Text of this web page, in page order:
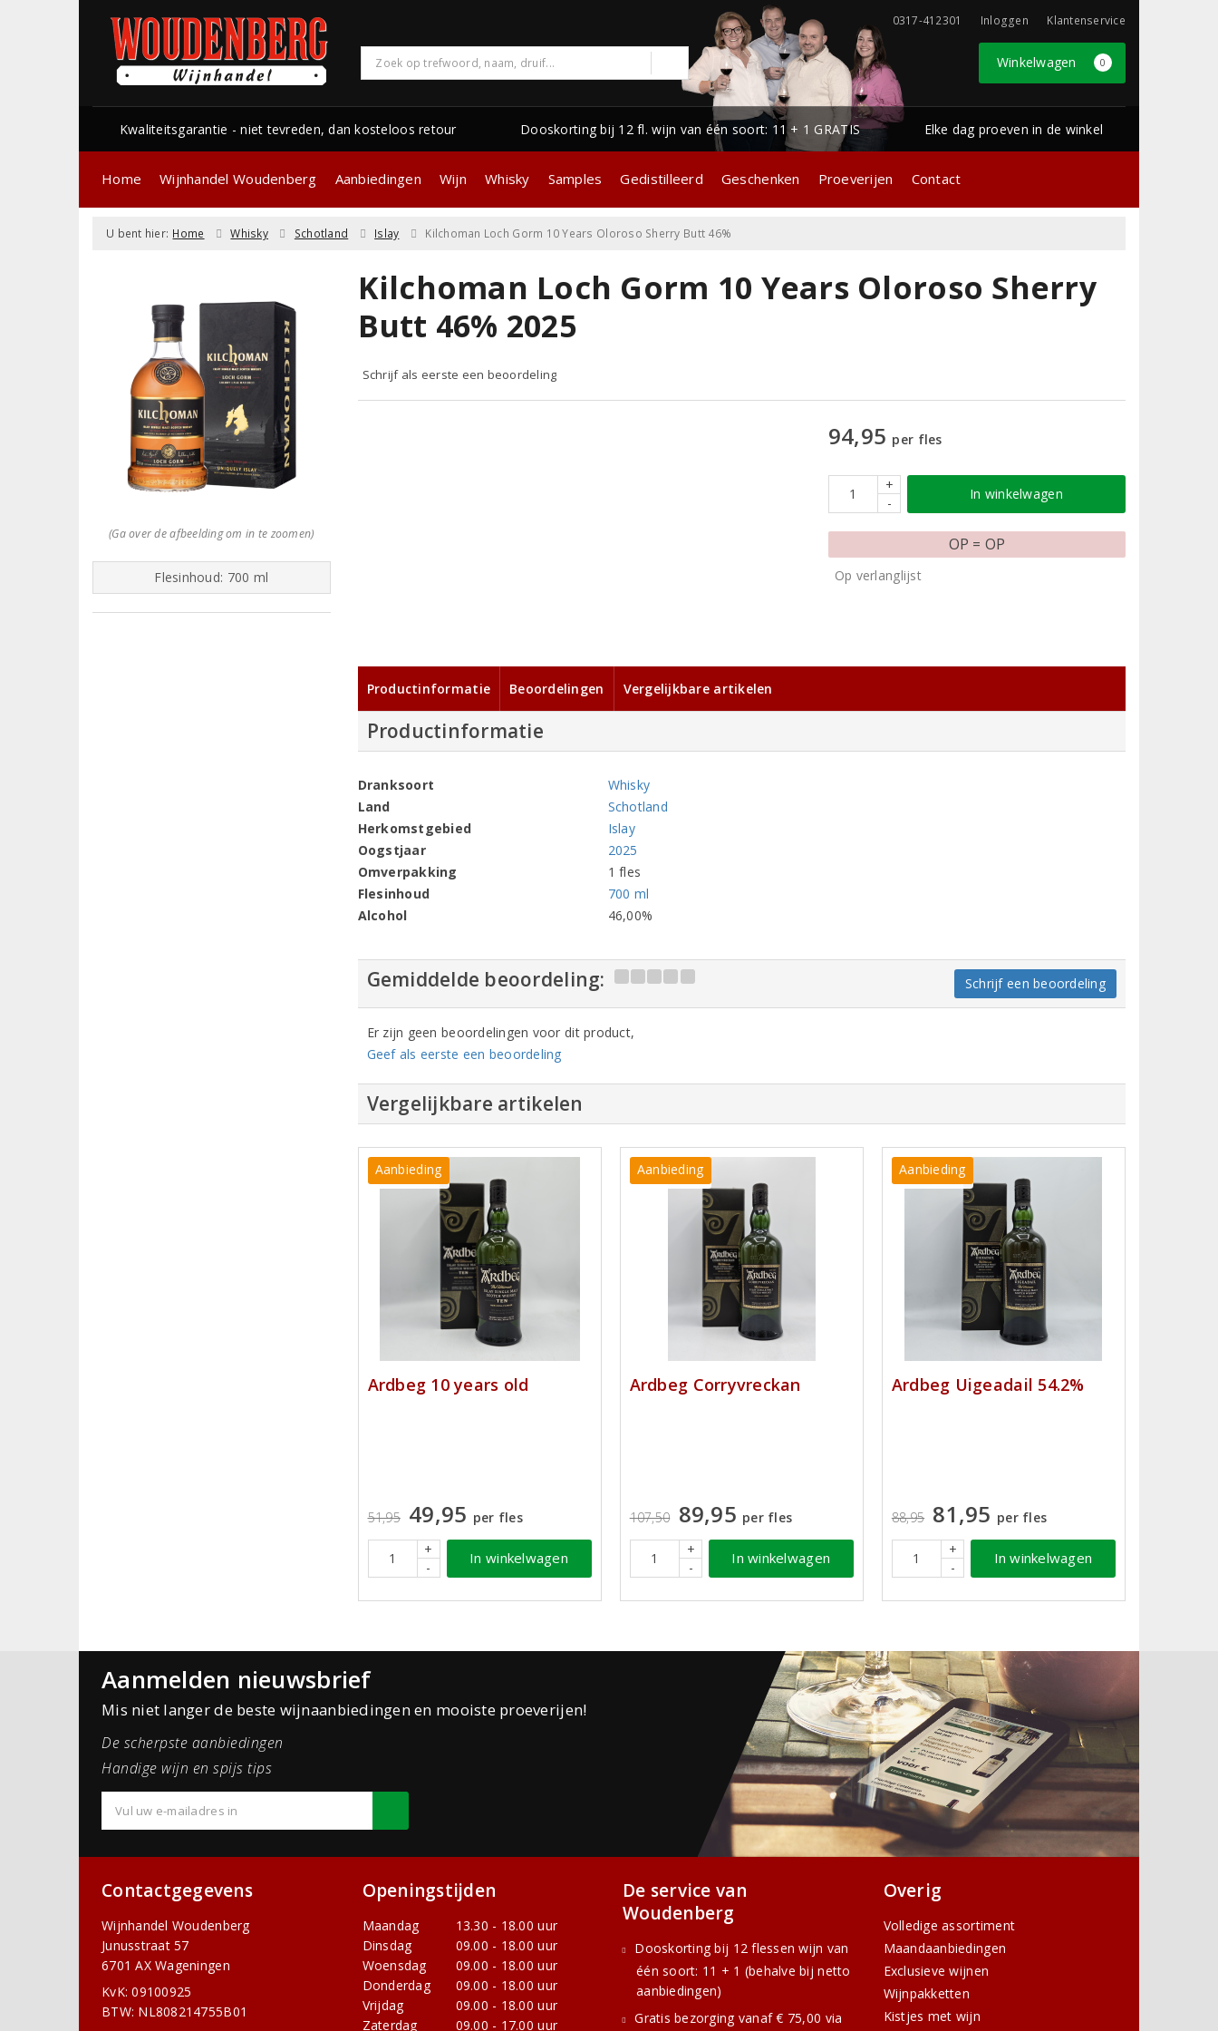
0317-412301 Inloggen Klantenservice
Winkelwagen 0
Kwaliteitsgarantie - niet tevreden, dan kosteloos retour Dooskorting bij 12 fl. wijn van één soort: 11 + 1 GRATIS Elke dag proeven in de winkel
Home Wijnhandel Woudenberg Aanbiedingen Wijn Whisky Samples Gedistilleerd Geschenken Proeverijen Contact
U bent hier: Home Whisky Schotland Islay Kilchoman Loch Gorm 10 Years Oloroso Sherry Butt 46%
(Ga over de afbeelding om in te zoomen)
Flesinhoud: 700 ml
Kilchoman Loch Gorm 10 Years Oloroso Sherry
Butt 46% 2025
Schrijf als eerste een beoordeling
94,95 per fles
+
-
In winkelwagen
OP = OP
Op verlanglijst
Productinformatie Beoordelingen Vergelijkbare artikelen
Productinformatie
Dranksoort
Whisky
Land
Schotland
Herkomstgebied
Islay
Oogstjaar
2025
Omverpakking
1 fles
Flesinhoud
700 ml
Alcohol
46,00%
Gemiddelde beoordeling: Schrijf een beoordeling
Er zijn geen beoordelingen voor dit product,
Geef als eerste een beoordeling
Vergelijkbare artikelen
Aanbieding
Ardbeg 10 years old
51,95 49,95 per fles
+
-
In winkelwagen
Aanbieding
Ardbeg Corryvreckan
107,50 89,95 per fles
+
-
In winkelwagen
Aanbieding
Ardbeg Uigeadail 54.2%
88,95 81,95 per fles
+
-
In winkelwagen
Aanmelden nieuwsbrief
Mis niet langer de beste wijnaanbiedingen en mooiste proeverijen!
De scherpste aanbiedingen
Handige wijn en spijs tips
Contactgegevens
Wijnhandel Woudenberg
Junusstraat 57
6701 AX Wageningen
KvK: 09100925
BTW: NL808214755B01
Openingstijden
Maandag
13.30 - 18.00 uur
Dinsdag
09.00 - 18.00 uur
Woensdag
09.00 - 18.00 uur
Donderdag
09.00 - 18.00 uur
Vrijdag
09.00 - 18.00 uur
Zaterdag
09.00 - 17.00 uur
De service van
Woudenberg
Dooskorting bij 12 flessen wijn van
één soort: 11 + 1 (behalve bij netto
aanbiedingen)
Gratis bezorging vanaf € 75,00 via
Overig
Volledige assortiment
Maandaanbiedingen
Exclusieve wijnen
Wijnpakketten
Kistjes met wijn